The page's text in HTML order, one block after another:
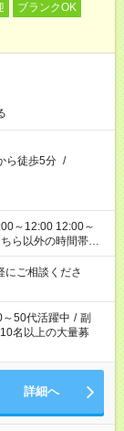
ブランクOK
ら徒歩5分 /
ご相談くださ
～50代活躍中 / 副
10名以上の大量募
詳細へ